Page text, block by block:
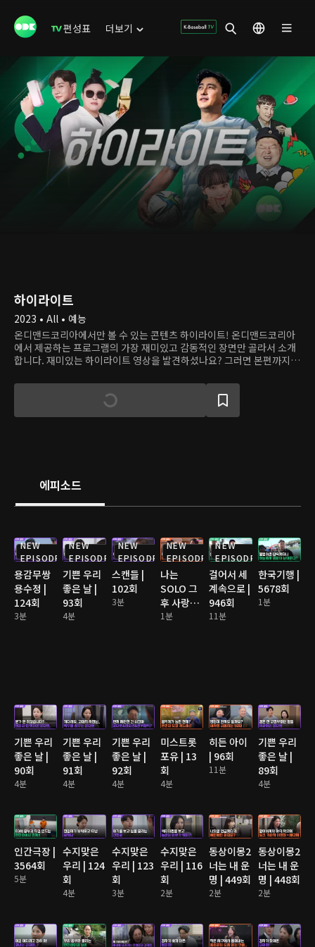
편성표 더보기
하이라이트
2023 • All • 예능
온디맨드코리아에서만 볼 수 있는 콘텐츠 하이라이트! 온디맨드코리아
에서 제공하는 프로그램의 가장 재미있고 감동적인 장면만 골라서 소개
합니다. 재미있는 하이라이트 영상을 발견하셨나요? 그러면 본편까지
에피소드
NEW
EPISODE
용감무쌍
용수정 |
124회
3분
NEW
EPISODE
기쁜 우리
좋은 날 |
93회
4분
NEW
EPISODE
스캔들 |
102회
3분
NEW
EPISODE
나는
SOLO 그
후 사랑은
계속된다
1분
NEW
EPISODE
걸어서 세
계속으로 |
946회
11분
한국기행 |
5678회
1분
기쁜 우리
좋은 날 |
90회
4분
기쁜 우리
좋은 날 |
91회
4분
기쁜 우리
좋은 날 |
92회
4분
미스트롯
포유 | 13
회
4분
히든 아이
| 96회
11분
기쁜 우리
좋은 날 |
89회
4분
인간극장 |
3564회
5분
수지맞은
우리 | 124
회
4분
수지맞은
우리 | 123
회
3분
수지맞은
우리 | 116
회
2분
동상이몽2
너는 내 운
명 | 449회
2분
동상이몽2
너는 내 운
명 | 448회
2분